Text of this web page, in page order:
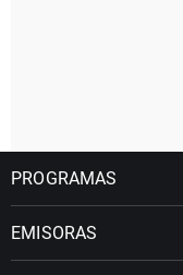
PROGRAMAS
EMISORAS